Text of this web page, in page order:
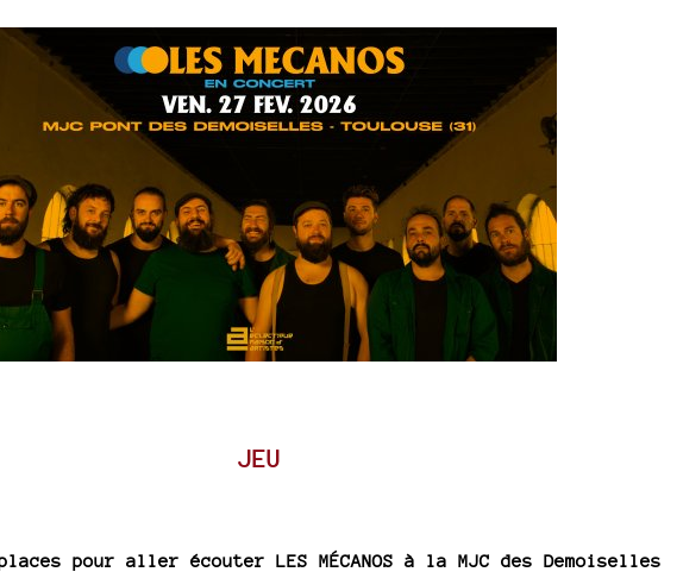
JEU
pour aller écouter LES MÉCANOS à la MJC des Demoiselles